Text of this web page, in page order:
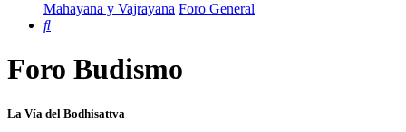
Mahayana y Vajrayana Foro General
Buscar
Foro Budismo
La Vía del Bodhisattva